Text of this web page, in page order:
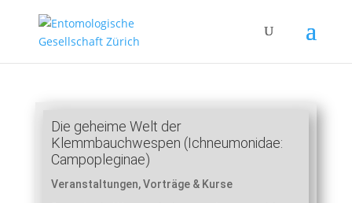
Die geheime Welt der
Klemmbauchwespen (Ichneumonidae:
Campopleginae)
Veranstaltungen,Vorträge & Kurse